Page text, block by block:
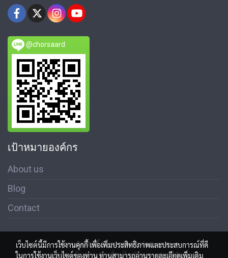
@chorsaard
เป้าหมายองค์กร
About us
Blog
Contact
สงวนลิขสิทธิ์ © สมาคมสื่อช่อสะอาด
นโนบายความเป็นส่วนตัว เงื่อนไขข้อตกลงการใช้บริการ
เว็บไซต์นี้มีการใช้งานคุกกี้ เพื่อเพิ่มประสิทธิภาพและประสบการณ์ที่ดี
ในการใช้งานเว็บไซต์ของท่าน ท่านสามารถอ่านรายละเอียดเพิ่มเติม